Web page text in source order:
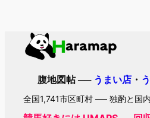
腹地図帖 ── うまい店 ・
全国1,741市区町村 ── 独酌と国